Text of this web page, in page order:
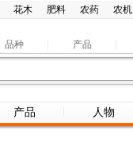
花木 肥料 农药 农机
品种 产品
产品 人物